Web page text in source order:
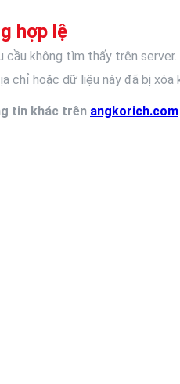
hợp lệ
cầu không tìm thấy trên server.
chỉ hoặc dữ liệu này đã bị xóa
tin khác trên angkorich.com